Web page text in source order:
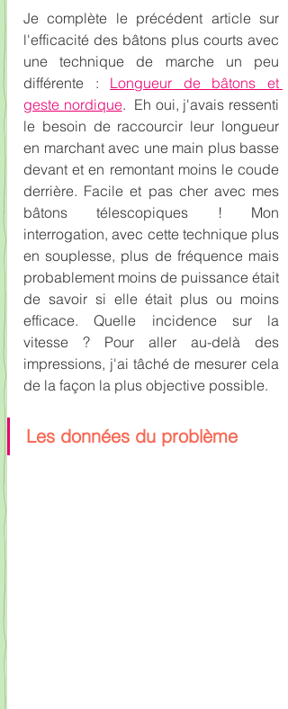
Je complète le précédent article sur
l'efficacité des bâtons plus courts avec
une technique de marche un peu
différente : Longueur de bâtons et
geste nordique.  Eh oui, j'avais ressenti
le besoin de raccourcir leur longueur
en marchant avec une main plus basse
devant et en remontant moins le coude
derrière. Facile et pas cher avec mes
bâtons télescopiques ! Mon
interrogation, avec cette technique plus
en souplesse, plus de fréquence mais
probablement moins de puissance était
de savoir si elle était plus ou moins
efficace. Quelle incidence sur la
vitesse ? Pour aller au-delà des
impressions, j'ai tâché de mesurer cela
de la façon la plus objective possible.
Les données du problème